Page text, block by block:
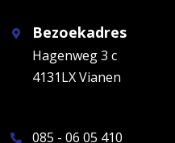
Bezoekadres
Hagenweg 3 c
4131LX Vianen
085 - 06 05 410